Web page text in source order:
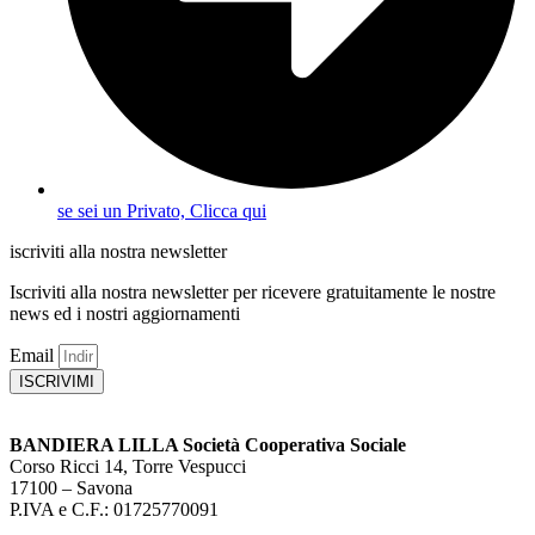
se sei un Privato, Clicca qui
iscriviti alla nostra newsletter
Iscriviti alla nostra newsletter per ricevere gratuitamente le nostre
news ed i nostri aggiornamenti
Email
ISCRIVIMI
BANDIERA LILLA Società Cooperativa Sociale
Corso Ricci 14, Torre Vespucci
17100 – Savona
P.IVA e C.F.: 01725770091